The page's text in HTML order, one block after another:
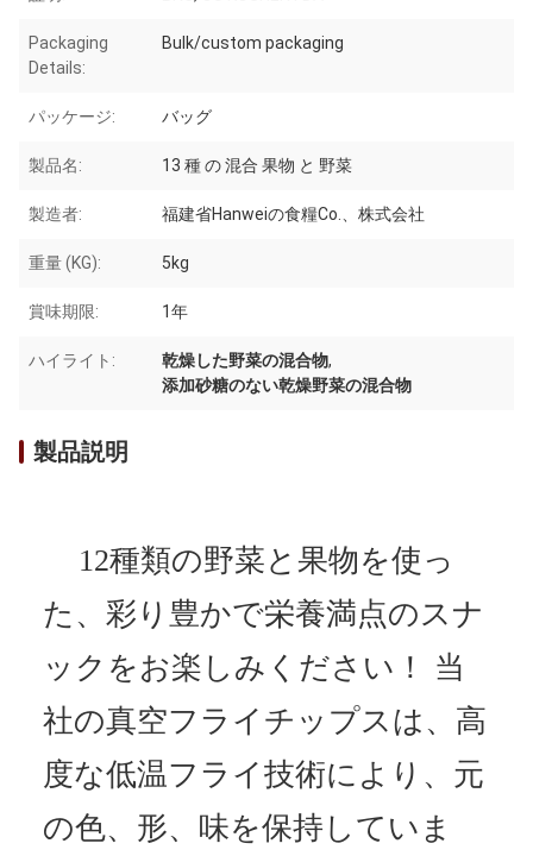
Packaging
Details:
Bulk/custom packaging
パッケージ: バッグ
製品名: 13 種 の 混合 果物 と 野菜
製造者: 福建省Hanweiの食糧Co.、株式会社
重量 (KG): 5kg
賞味期限: 1年
ハイライト: 乾燥した野菜の混合物,
添加砂糖のない乾燥野菜の混合物
製品説明
12種類の野菜と果物を使っ
た、彩り豊かで栄養満点のスナ
ックをお楽しみください！ 当
社の真空フライチップスは、高
度な低温フライ技術により、元
の色、形、味を保持していま